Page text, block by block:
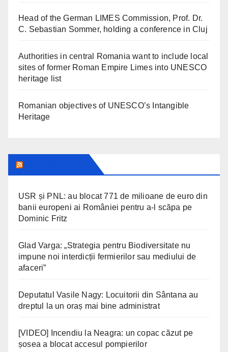
Head of the German LIMES Commission, Prof. Dr.
C. Sebastian Sommer, holding a conference in Cluj
Authorities in central Romania want to include local
sites of former Roman Empire Limes into UNESCO
heritage list
Romanian objectives of UNESCO’s Intangible
Heritage
USR și PNL: au blocat 771 de milioane de euro din
banii europeni ai României pentru a-l scăpa pe
Dominic Fritz
Glad Varga: „Strategia pentru Biodiversitate nu
impune noi interdicții fermierilor sau mediului de
afaceri”
Deputatul Vasile Nagy: Locuitorii din Sântana au
dreptul la un oraș mai bine administrat
[VIDEO] Incendiu la Neagra: un copac căzut pe
șosea a blocat accesul pompierilor